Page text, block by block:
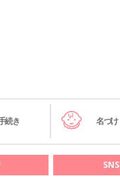
続き 名づけ
SNS